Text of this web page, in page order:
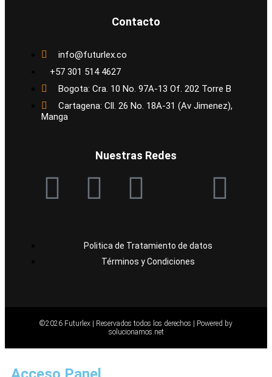
Contacto
info@futurlex.co
+57 301 514 4627
Bogota: Cra. 10 No. 97A-13 Of. 202 Torre B
Cartagena: Cll. 26 No. 18A-31 (Av Jimenez),
Manga
Nuestras Redes
Politica de Tratamiento de datos
Términos y Condiciones
©2026 Futurlex | Reservados todos los derechos | Powered by
solucionamos.net